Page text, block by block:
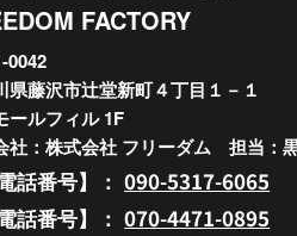
FACTORY
0042
県藤沢市辻堂新町４丁目１－１
ールフィル 1F
社：株式会社 フリーダム 担当：
電話番号】：090-5317-6065
電話番号】：070-4471-0895